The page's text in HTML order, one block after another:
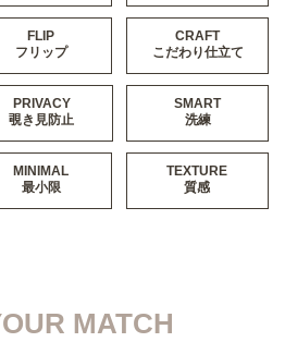
FLIP
フリップ
CRAFT
こだわり仕立て
PRIVACY
覗き見防止
SMART
洗練
MINIMAL
最小限
TEXTURE
質感
MATCH